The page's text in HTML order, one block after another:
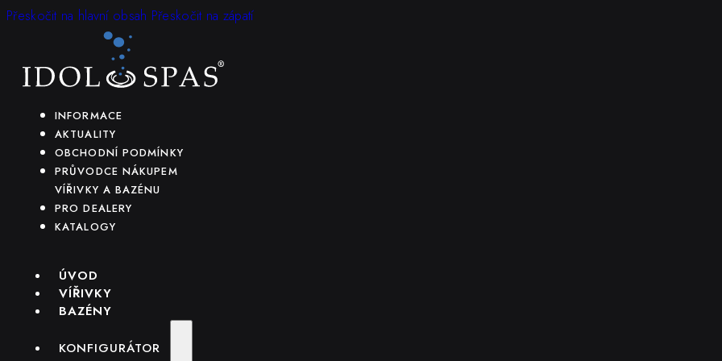
Přeskočit na hlavní obsah Přeskočit na zápatí
INFORMACE
AKTUALITY
OBCHODNÍ PODMÍNKY
PRŮVODCE NÁKUPEM
VÍŘIVKY A BAZÉNU
PRO DEALERY
KATALOGY
ÚVOD
VÍŘIVKY
BAZÉNY
KONFIGURÁTOR